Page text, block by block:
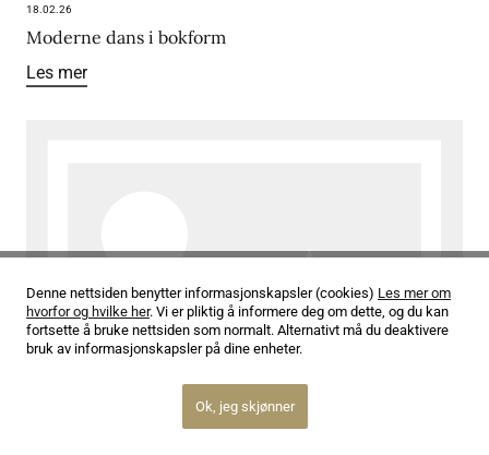
18.02.26
Moderne dans i bokform
Les mer
Denne nettsiden benytter informasjonskapsler (cookies) Les mer om
hvorfor og hvilke her. Vi er pliktig å informere deg om dette, og du kan
fortsette å bruke nettsiden som normalt. Alternativt må du deaktivere
bruk av informasjonskapsler på dine enheter.
Ok, jeg skjønner